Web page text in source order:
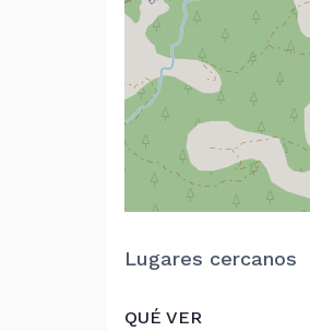
Lugares cercanos
QUÉ VER